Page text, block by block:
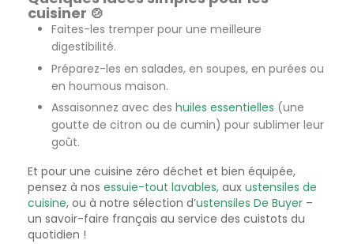
cuisiner 🍲
Faites-les tremper pour une meilleure
digestibilité.
Préparez-les en salades, en soupes, en purées ou
en houmous maison.
Assaisonnez avec des huiles essentielles (une
goutte de citron ou de cumin) pour sublimer leur
goût.
Et pour une cuisine zéro déchet et bien équipée,
pensez à nos essuie-tout lavables, aux ustensiles de
cuisine, ou à notre sélection d’ustensiles De Buyer –
un savoir-faire français au service des cuistots du
quotidien !